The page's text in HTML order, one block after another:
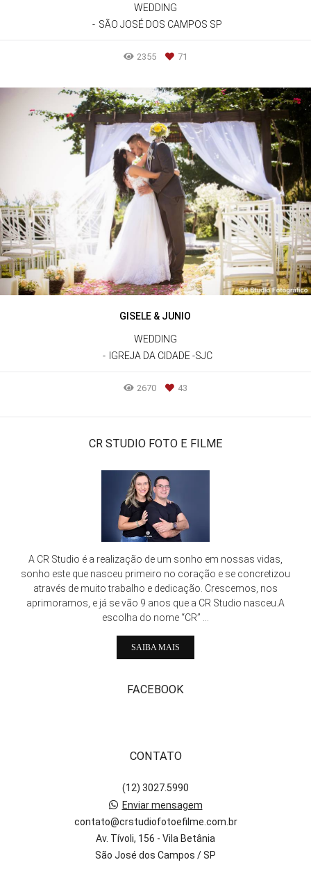
WEDDING
SÃO JOSÉ DOS CAMPOS SP
2355 71
GISELE & JUNIO
WEDDING
IGREJA DA CIDADE -SJC
2670 43
CR STUDIO FOTO E FILME
A CR Studio é a realização de um sonho em nossas vidas,
sonho este que nasceu primeiro no coração e se concretizou
através de muito trabalho e dedicação. Crescemos, nos
aprimoramos, e já se vão 9 anos que a CR Studio nasceu.A
escolha do nome “CR” ...
SAIBA MAIS
FACEBOOK
CONTATO
(12) 3027.5990
Enviar mensagem
contato@crstudiofotoefilme.com.br
Av. Tívoli, 156 - Vila Betânia
São José dos Campos / SP